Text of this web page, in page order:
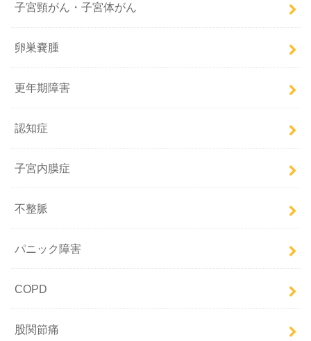
子宮頸がん・子宮体がん
卵巣嚢腫
更年期障害
認知症
子宮内膜症
不整脈
パニック障害
COPD
股関節痛